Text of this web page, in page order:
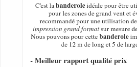
C'est labanderoleidéale pour être
pour les zones de grand vent et
recommandé pour une utilisation
impression grand formatsur mesure
Nous pouvons pour cettebanderole
de 12 m de long et 5 de
- Meilleur rapport qualité prix